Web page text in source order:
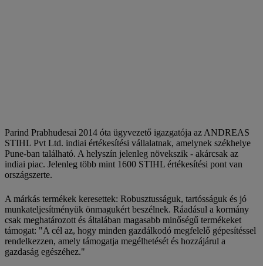
Parind Prabhudesai 2014 óta ügyvezető igazgatója az ANDREAS
STIHL Pvt Ltd. indiai értékesítési vállalatnak, amelynek székhelye
Pune-ban található. A helyszín jelenleg növekszik - akárcsak az
indiai piac. Jelenleg több mint 1600 STIHL értékesítési pont van
országszerte.
A márkás termékek keresettek: Robusztusságuk, tartósságuk és jó
munkateljesítményük önmagukért beszélnek. Ráadásul a kormány
csak meghatározott és általában magasabb minőségű termékeket
támogat: "A cél az, hogy minden gazdálkodó megfelelő gépesítéssel
rendelkezzen, amely támogatja megélhetését és hozzájárul a
gazdaság egészéhez."